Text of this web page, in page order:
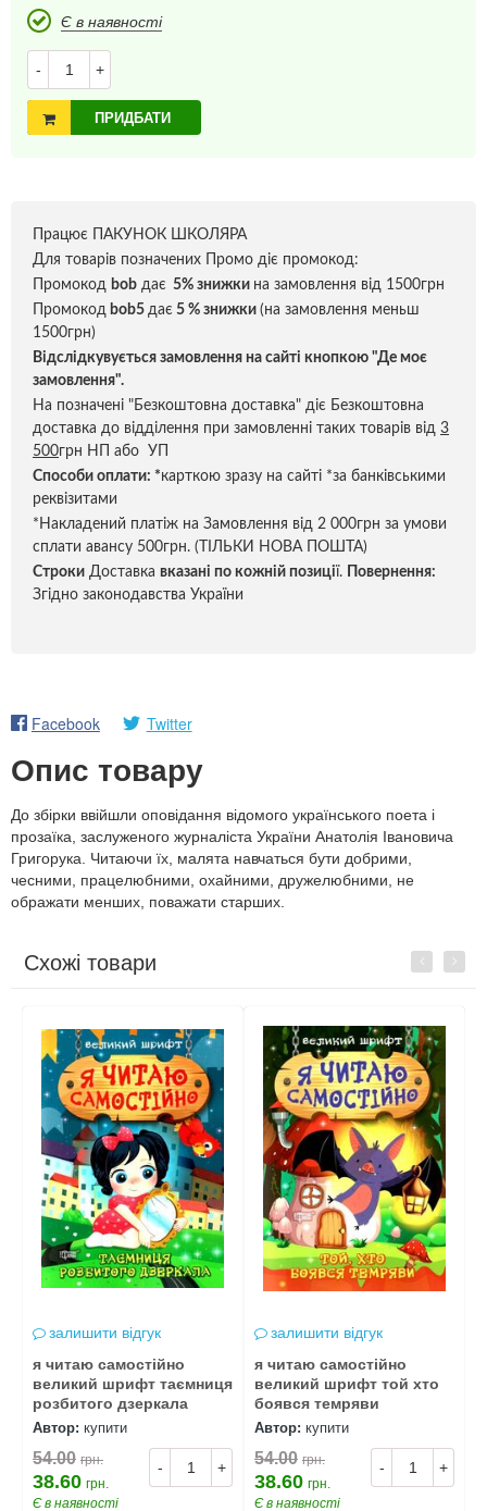
Є в наявності
- +
ПРИДБАТИ
Працює ПАКУНОК ШКОЛЯРА
Для товарів позначених Промо діє промокод:
Промокод bob дає 5% знижки на замовлення від 1500грн
Промокод bob5 дає 5 % знижки (на замовлення меньш
1500грн)
Відслідкувується замовлення на сайті кнопкою "Де моє
замовлення".
На позначені "Безкоштовна доставка" діє Безкоштовна
доставка до відділення при замовленні таких товарів від 3
500грн НП або УП
Способи оплати: *карткою зразу на сайті *за банківськими
реквізитами
*Накладений платіж на Замовлення від 2 000грн за умови
сплати авансу 500грн. (ТІЛЬКИ НОВА ПОШТА)
Строки Доставка вказані по кожній позиції.
Повернення:
Згідно законодавства України
Facebook Twitter
Опис товару
До збірки ввійшли оповідання відомого українського поета і
прозаїка, заслуженого журналіста України Анатолія Івановича
Григорука. Читаючи їх, малята навчаться бути добрими,
чесними, працелюбними, охайними, дружелюбними, не
ображати менших, поважати старших.
Схожі товари Previous
залишити відгук
я читаю самостійно
великий шрифт таємниця
розбитого дзеркала
Автор: купити
- +
54.00 грн.
38.60 грн.
Є в наявності
залишити відгук
я читаю самостійно
великий шрифт той хто
боявся темряви
Автор: купити
- +
54.00 грн.
38.60 грн.
Є в наявності
Next